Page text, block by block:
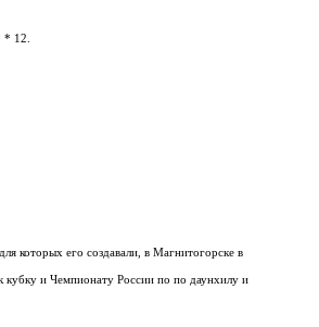
* 12.
которых его создавали, в Магнитогорске в
кубку и Чемпионату России по по даунхилу и